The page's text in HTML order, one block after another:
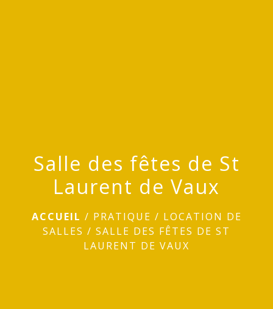
Salle des fêtes de St
Laurent de Vaux
ACCUEIL / PRATIQUE / LOCATION DE
SALLES / SALLE DES FÊTES DE ST
LAURENT DE VAUX